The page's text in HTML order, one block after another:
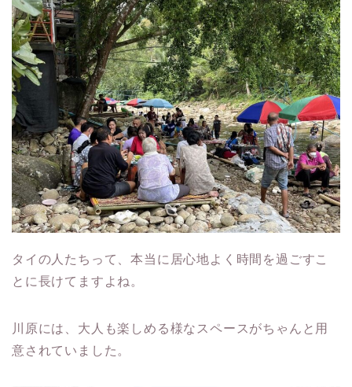
タイの人たちって、本当に居心地よく時間を過ごすこ
とに長けてますよね。
川原には、大人も楽しめる様なスペースがちゃんと用
意されていました。